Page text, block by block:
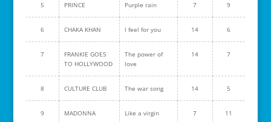
5 PRINCE Purple rain 7 9
6 CHAKA KHAN I feel for you 14 6
7
FRANKIE GOES
TO HOLLYWOOD
The power of
love
14 7
8 CULTURE CLUB The war song 14 5
9 MADONNA Like a virgin 7 11